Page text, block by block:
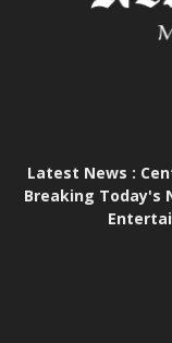
Latest News :
Breaking Today's